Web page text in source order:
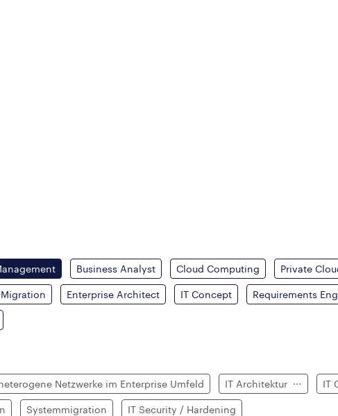
Business Analyst Cloud Computing Private
Enterprise Architect IT Concept Requirements
Netzwerke im Enterprise Umfeld IT Architektur IT
Systemmigration IT Security / Hardening